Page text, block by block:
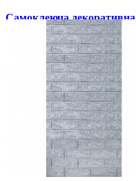
Самоклеюча декоративна
рулоні 3080x700x3мм
/шт 450 грн./шт
Купити В закладки